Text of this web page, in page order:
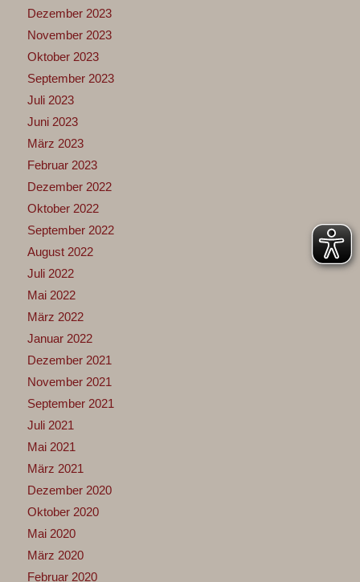
Dezember 2023
November 2023
Oktober 2023
September 2023
Juli 2023
Juni 2023
März 2023
Februar 2023
Dezember 2022
Oktober 2022
September 2022
August 2022
Juli 2022
Mai 2022
März 2022
Januar 2022
Dezember 2021
November 2021
September 2021
Juli 2021
Mai 2021
März 2021
Dezember 2020
Oktober 2020
Mai 2020
März 2020
Februar 2020